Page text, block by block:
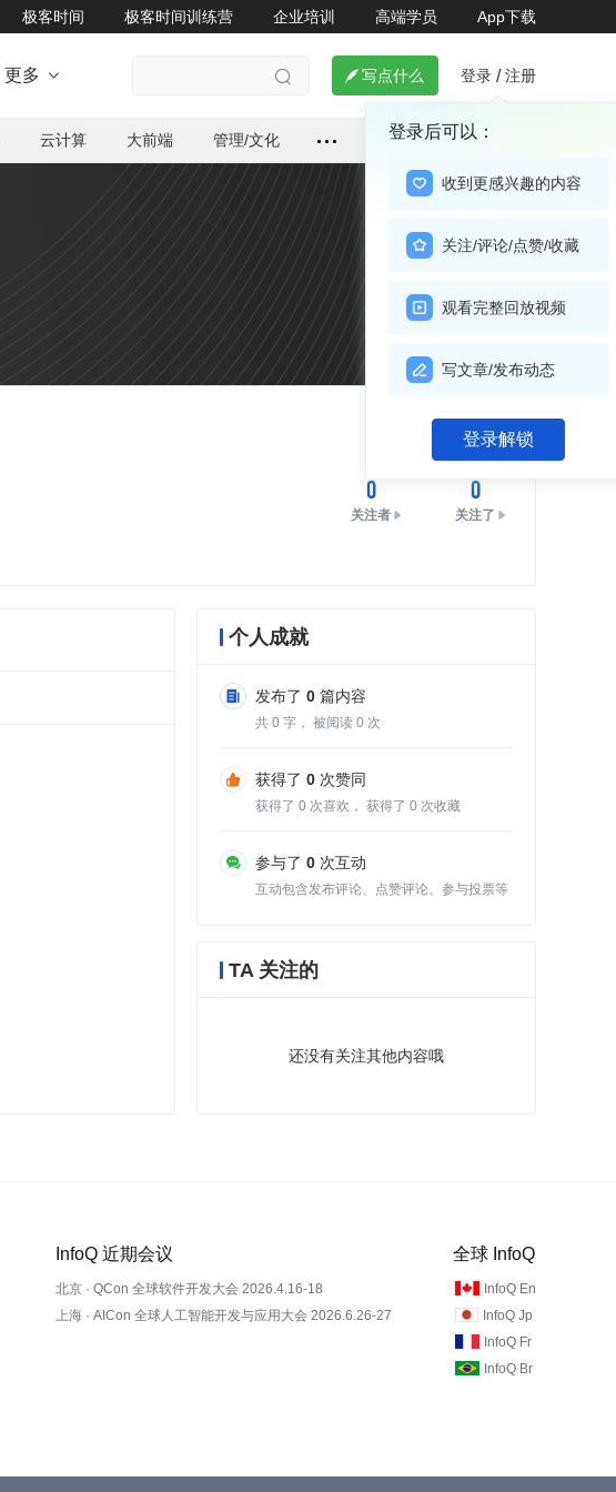
极客时间 极客时间训练营 企业培训 高端学员 App下载
更多    写点什么 登录 / 注册
登录后可以：
收到更感兴趣的内容
关注/评论/点赞/收藏
观看完整回放视频
写文章/发布动态
登录解锁
云计算 大前端 管理/文化
关注
0
关注者
0
关注了
个人成就
发布了 0 篇内容
共 0 字， 被阅读 0 次
获得了 0 次赞同
获得了 0 次喜欢， 获得了 0 次收藏
参与了 0 次互动
互动包含发布评论、点赞评论、参与投票等
TA 关注的
还没有关注其他内容哦
InfoQ 近期会议
北京 · QCon 全球软件开发大会 2026.4.16-18
上海 · AICon 全球人工智能开发与应用大会 2026.6.26-27
全球 InfoQ
InfoQ En
InfoQ Jp
InfoQ Fr
InfoQ Br